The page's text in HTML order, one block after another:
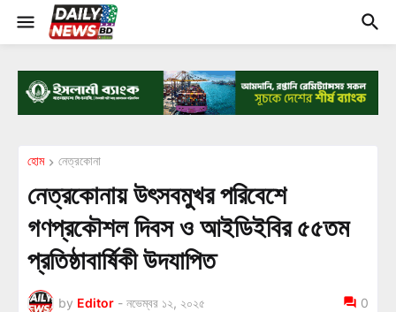
হোম নেত্রকোনা
নেত্রকোনায় উৎসবমুখর পরিবেশে
গণপ্রকৌশল দিবস ও আইডিইবির ৫৫তম
প্রতিষ্ঠাবার্ষিকী উদযাপিত
by Editor - নভেম্বর ১২, ২০২৫ 0